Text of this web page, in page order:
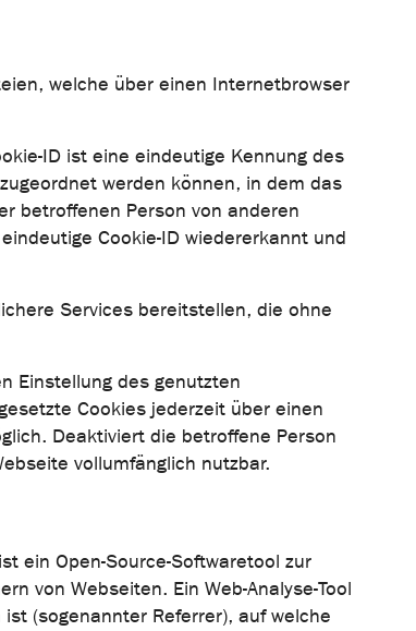
welche über einen Internetbrowser
ID ist eine eindeutige Kennung des
werden können, in dem das
betroffenen Person von anderen
Cookie-ID wiedererkannt und
Services bereitstellen, die ohne
Einstellung des genutzten
Cookies jederzeit über einen
Deaktiviert die betroffene Person
vollumfänglich nutzbar.
ist ein Open-Source-Softwaretool zur
von Webseiten. Ein Web-Analyse-Tool
(sogenannter Referrer), auf welche